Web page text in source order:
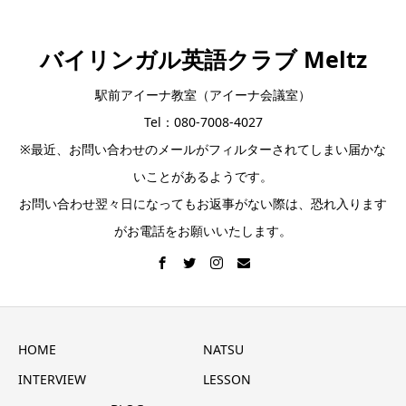
バイリンガル英語クラブ Meltz
駅前アイーナ教室（アイーナ会議室）
Tel：080-7008-4027
※最近、お問い合わせのメールがフィルターされてしまい届かな
いことがあるようです。
お問い合わせ翌々日になってもお返事がない際は、恐れ入ります
がお電話をお願いいたします。
HOME
NATSU
INTERVIEW
LESSON